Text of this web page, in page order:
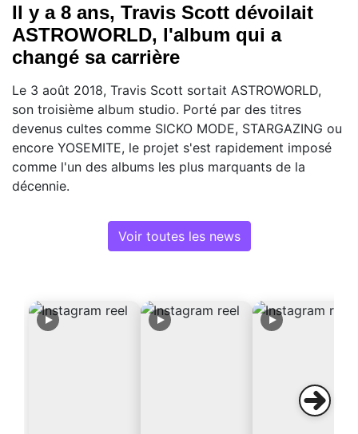
Il y a 8 ans, Travis Scott dévoilait
ASTROWORLD, l'album qui a
changé sa carrière
Le 3 août 2018, Travis Scott sortait ASTROWORLD,
son troisième album studio. Porté par des titres
devenus cultes comme SICKO MODE, STARGAZING ou
encore YOSEMITE, le projet s'est rapidement imposé
comme l'un des albums les plus marquants de la
décennie.
Voir toutes les news